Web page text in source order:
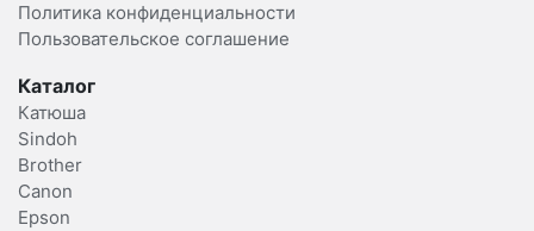
Политика конфиденциальности
Пользовательское соглашение
Каталог
Катюша
Sindoh
Brother
Canon
Epson